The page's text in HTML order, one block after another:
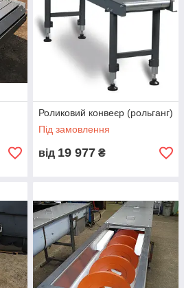
замовлення
Роликовий конвеєр (рольганг)
Під замовлення
від 19 977 ₴